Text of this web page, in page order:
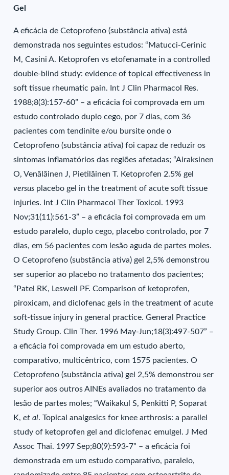
Gel
A eficácia de Cetoprofeno (substância ativa) está
demonstrada nos seguintes estudos: “Matucci-Cerinic
M, Casini A. Ketoprofen vs etofenamate in a controlled
double-blind study: evidence of topical effectiveness in
soft tissue rheumatic pain. Int J Clin Pharmacol Res.
1988;8(3):157-60” – a eficácia foi comprovada em um
estudo controlado duplo cego, por 7 dias, com 36
pacientes com tendinite e/ou bursite onde o
Cetoprofeno (substância ativa) foi capaz de reduzir os
sintomas inflamatórios das regiões afetadas; “Airaksinen
O, Venãlãinen J, Pietilãinen T. Ketoprofen 2.5% gel
versus placebo gel in the treatment of acute soft tissue
injuries. Int J Clin Pharmacol Ther Toxicol. 1993
Nov;31(11):561-3” – a eficácia foi comprovada em um
estudo paralelo, duplo cego, placebo controlado, por 7
dias, em 56 pacientes com lesão aguda de partes moles.
O Cetoprofeno (substância ativa) gel 2,5% demonstrou
ser superior ao placebo no tratamento dos pacientes;
“Patel RK, Leswell PF. Comparison of ketoprofen,
piroxicam, and diclofenac gels in the treatment of acute
soft-tissue injury in general practice. General Practice
Study Group. Clin Ther. 1996 May-Jun;18(3):497-507” –
a eficácia foi comprovada em um estudo aberto,
comparativo, multicêntrico, com 1575 pacientes. O
Cetoprofeno (substância ativa) gel 2,5% demonstrou ser
superior aos outros AINEs avaliados no tratamento da
lesão de partes moles; “Waikakul S, Penkitti P, Soparat
K, et al. Topical analgesics for knee arthrosis: a parallel
study of ketoprofen gel and diclofenac emulgel. J Med
Assoc Thai. 1997 Sep;80(9):593-7” – a eficácia foi
demonstrada em um estudo comparativo, paralelo,